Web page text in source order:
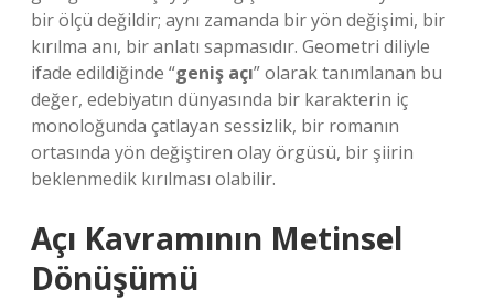
bir ölçü değildir; aynı zamanda bir yön değişimi, bir
kırılma anı, bir anlatı sapmasıdır. Geometri diliyle
ifade edildiğinde “geniş açı” olarak tanımlanan bu
değer, edebiyatın dünyasında bir karakterin iç
monoloğunda çatlayan sessizlik, bir romanın
ortasında yön değiştiren olay örgüsü, bir şiirin
beklenmedik kırılması olabilir.
Açı Kavramının Metinsel
Dönüşümü